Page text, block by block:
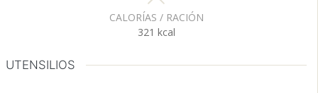
CALORÍAS / RACIÓN
321 kcal
UTENSILIOS